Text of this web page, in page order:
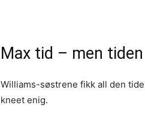
Max tid – men
Williams-søstrene fikk all den
kneet enig.